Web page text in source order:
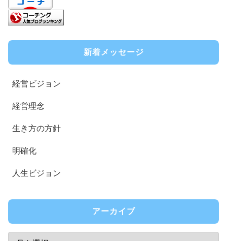
新着メッセージ
経営ビジョン
経営理念
生き方の方針
明確化
人生ビジョン
アーカイブ